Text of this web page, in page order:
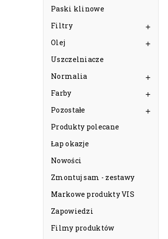
Paski klinowe
Filtry

Olej 
Uszczelniacze
Normalia

Farby 
Pozostałe 
Produkty polecane
Łap okazje
Nowości
Zmontuj sam - zestawy
Markowe produkty VIS
Zapowiedzi
Filmy produktów